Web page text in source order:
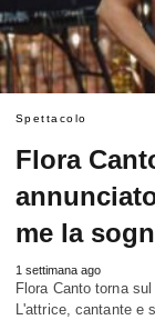
Spettacolo
Flora
me la
1 settimana ago
Flora Canto torna
L'attrice, cantante e